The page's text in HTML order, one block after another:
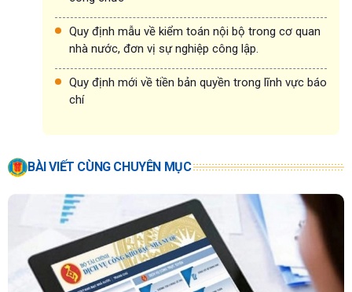
Quy định mẫu về kiểm toán nội bộ trong cơ quan
nhà nước, đơn vị sự nghiệp công lập.
Quy định mới về tiền bản quyền trong lĩnh vực báo
chí
BÀI VIẾT CÙNG CHUYÊN MỤC